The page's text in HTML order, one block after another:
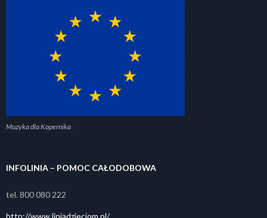
Muzyka dla Kopernika
INFOLINIA – POMOC CAŁODOBOWA
tel. 800 080 222